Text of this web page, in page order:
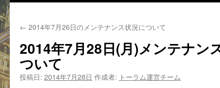
← 2014年7月26日のメンテナンス状況について
2014年7月28日(月)メンテナン
ついて
投稿日: 2014年7月28日 作成者: トーラム運営チーム